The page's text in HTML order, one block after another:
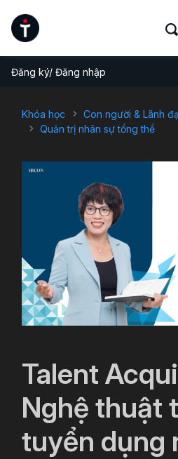
Đăng ký/ Đăng nhập
Khóa học
Con người & Lãnh
Quản trị nhân sự tổng thể
Talent
Nghệ thuật
tuyển dụng